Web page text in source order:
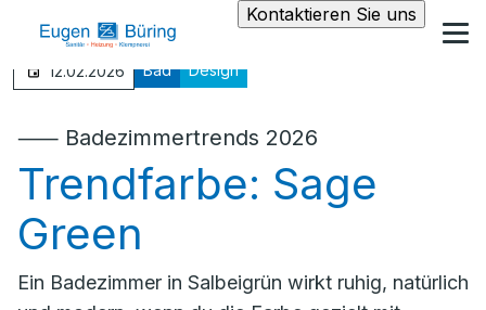
Kontaktieren Sie uns
12.02.2026 Bad Design
⸺ Badezimmertrends 2026
Trendfarbe: Sage
Green
Ein Badezimmer in Salbeigrün wirkt ruhig, natürlich